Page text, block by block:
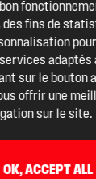
fins de
adaptés
sur le bouton
offrir une
sur le site.
OK, ACCEPT ALL